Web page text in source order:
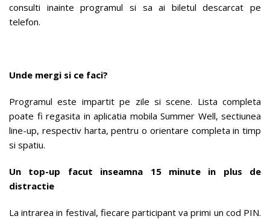
consulti inainte programul si sa ai biletul descarcat pe
telefon.
Unde mergi si ce faci?
Programul este impartit pe zile si scene. Lista completa
poate fi regasita in aplicatia mobila Summer Well, sectiunea
line-up, respectiv harta, pentru o orientare completa in timp
si spatiu.
Un top-up facut inseamna 15 minute in plus de
distractie
La intrarea in festival, fiecare participant va primi un cod PIN.